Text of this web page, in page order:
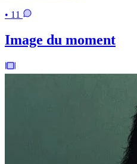
• 11
Image du moment